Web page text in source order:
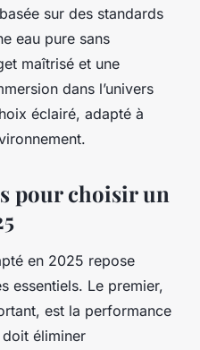
sur des standards
eau pure sans
maîtrisé et une
dans l’univers
éclairé, adapté à
pour choisir un
en 2025 repose
essentiels. Le premier,
est la performance
éliminer